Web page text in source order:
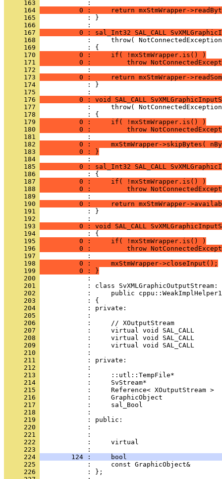
     163
     164
0 :     return mxStmWrapper-
     165
            : }
     166
     167
0 : sal_Int32 SAL_CALL
     168
     169
     170
          0 :     if( !mxStmWrapper.is() )
     171
0 :         throw
     172
     173
0 :     return mxStmWrapper-
     174
            : }
     175
     176
0 : void SAL_CALL
     177
     178
     179
          0 :     if( !mxStmWrapper.is() )
     180
0 :         throw
     181
     182
0 :     mxStmWrapper->skipBytes(
     183
          0 : }
     184
     185
0 : sal_Int32 SAL_CALL
     186
     187
          0 :     if( !mxStmWrapper.is() )
     188
0 :         throw
     189
     190
0 :     return mxStmWrapper-
     191
            : }
     192
     193
0 : void SAL_CALL
     194
     195
          0 :     if( !mxStmWrapper.is() )
     196
0 :         throw
     197
     198
          0 :     mxStmWrapper->closeInput();
     199
          0 : }
     200
     201
     202
     203
     204
     205
     206
     207
     208
     209
     210
     211
     212
     213
     214
     215
     216
     217
     218
     219
     220
     221
     222
:     virtual
     223
     224
124 :     bool
     225
     226
            : };